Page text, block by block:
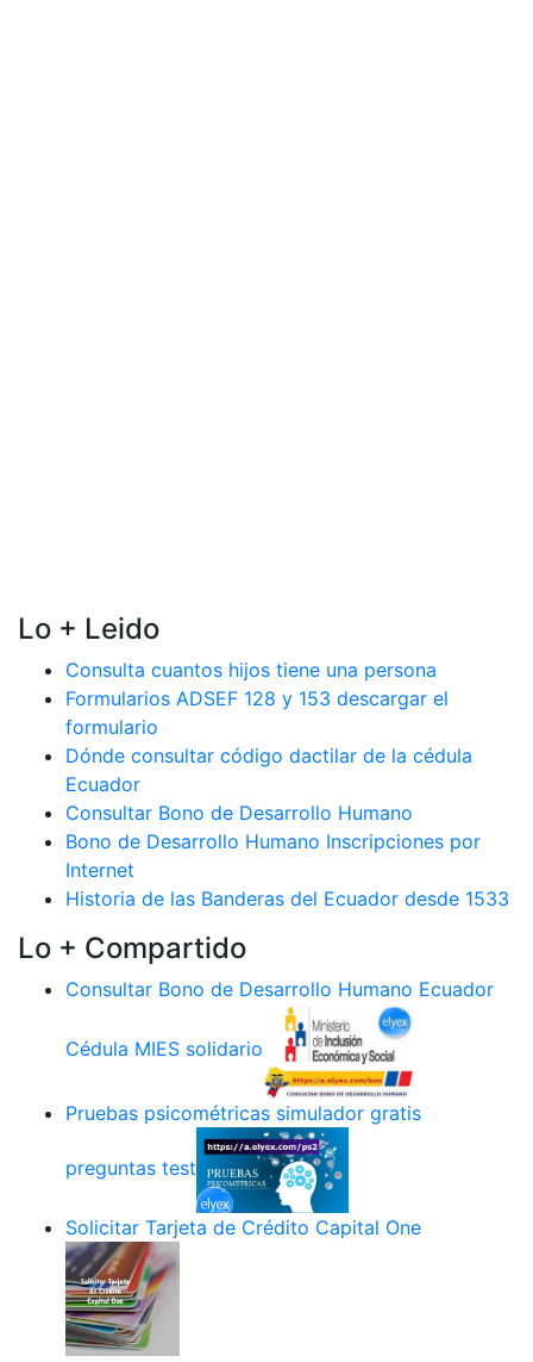
Lo + Leido
Consulta cuantos hijos tiene una persona
Formularios ADSEF 128 y 153 descargar el
formulario
Dónde consultar código dactilar de la cédula
Ecuador
Consultar Bono de Desarrollo Humano
Bono de Desarrollo Humano Inscripciones por
Internet
Historia de las Banderas del Ecuador desde 1533
Lo + Compartido
Consultar Bono de Desarrollo Humano Ecuador
Cédula MIES solidario
Pruebas psicométricas simulador gratis
preguntas test
Solicitar Tarjeta de Crédito Capital One